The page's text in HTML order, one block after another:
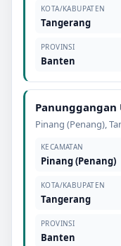
KOTA/KABUPATEN
Tangerang
PROVINSI
Banten
Panunggangan
Pinang (Penang),
KECAMATAN
Pinang (Penang)
KOTA/KABUPATEN
Tangerang
PROVINSI
Banten